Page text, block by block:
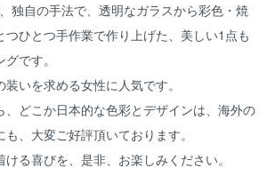
独自の手法で、透明なガラスから彩色・焼
つひとつ手作業で作り上げた、美しい1点も
です。
いを求める女性に人気です。
、どこか日本的な色彩とデザインは、海外の
、大変ご好評頂いております。
る喜びを、是非、お楽しみください。